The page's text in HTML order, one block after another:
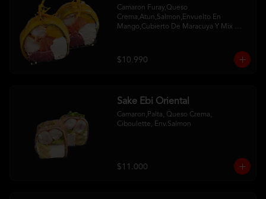
Camaron Furay,Queso
Crema,Atun,Salmon,Envuelto En
Mango,Cubierto De Maracuya Y Mix
$10.990
Sake Ebi Oriental
Camaron,Palta, Queso Crema,
Ciboulette, Env.Salmon
$11.000